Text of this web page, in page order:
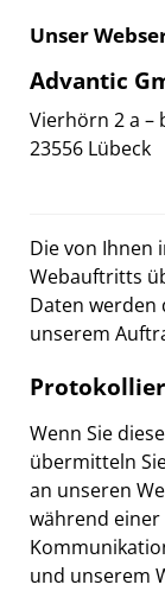
Unser
Advantic
Vierhörn 2 a –
23556 Lübeck
Die von Ihnen
Webauftritts
Daten werden
unserem
Wenn Sie
übermitteln
an unseren
während
und unserem